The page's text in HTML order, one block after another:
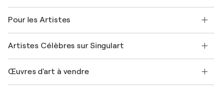
Offrir une carte cadeau
Rejoignez notre programme commercial
Mon compte
+33 1 76 44 06 42
FAQ
Magazine Singulart
Emplois
Découvrez une sélection d'art original
Pour les Artistes
Se connecter en tant qu'Artiste
Artistes Célèbres sur Singulart
Marc Chagall
Œuvres d'art à vendre